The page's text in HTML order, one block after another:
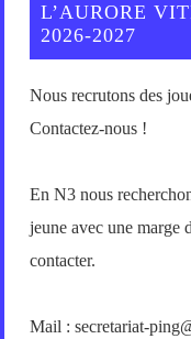
L’AURORE
2026-2027
Nous recrutons des
Contactez-nous !
En N3 nous
jeune avec une marge
contacter.
Mail : secretariat-